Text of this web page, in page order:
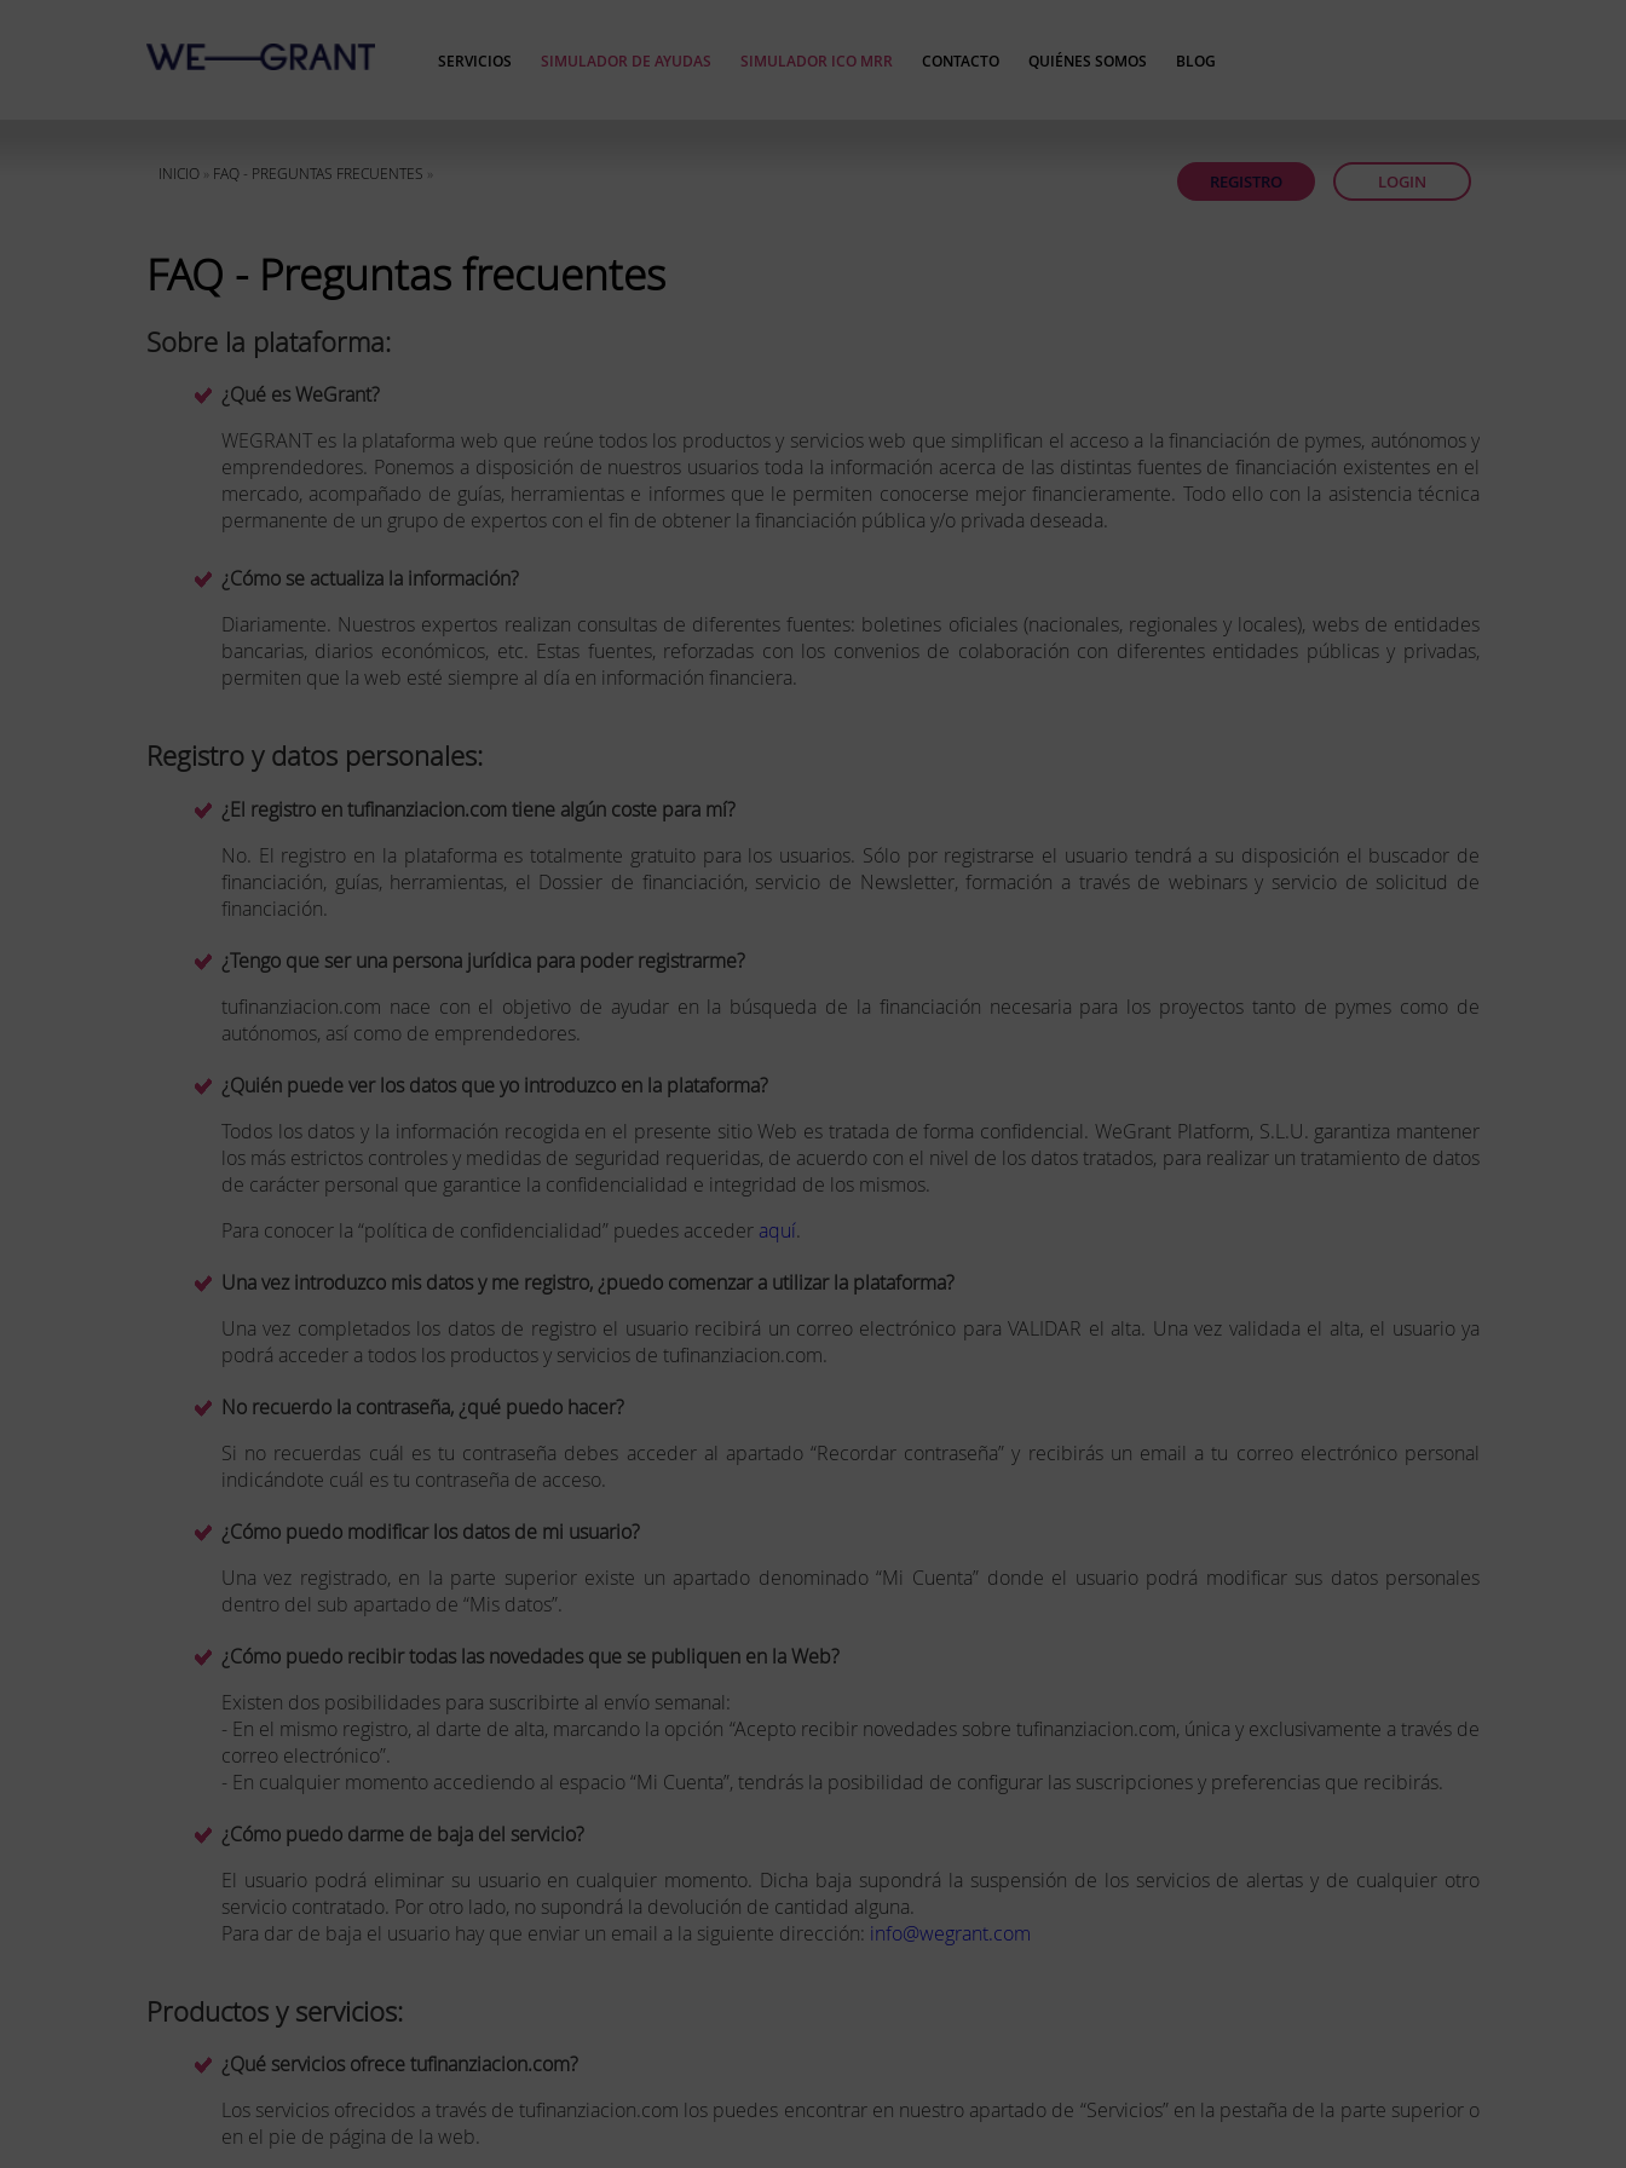
SERVICIOS SIMULADOR DE AYUDAS SIMULADOR ICO MRR CONTACTO QUIÉNES SOMOS BLOG
REGISTRO LOGIN
INICIO» FAQ - PREGUNTAS FRECUENTES »
FAQ - Preguntas frecuentes
Sobre la plataforma:
¿Qué es WeGrant?
WEGRANT es la plataforma web que reúne todos los productos y servicios web que simplifican el acceso a la financiación de pymes, autónomos y
emprendedores. Ponemos a disposición de nuestros usuarios toda la información acerca de las distintas fuentes de financiación existentes en el
mercado, acompañado de guías, herramientas e informes que le permiten conocerse mejor financieramente. Todo ello con la asistencia técnica
permanente de un grupo de expertos con el fin de obtener la financiación pública y/o privada deseada.
¿Cómo se actualiza la información?
Diariamente. Nuestros expertos realizan consultas de diferentes fuentes: boletines oficiales (nacionales, regionales y locales), webs de entidades
bancarias, diarios económicos, etc. Estas fuentes, reforzadas con los convenios de colaboración con diferentes entidades públicas y privadas,
permiten que la web esté siempre al día en información financiera.
Registro y datos personales:
¿El registro en tufinanziacion.com tiene algún coste para mí?
No. El registro en la plataforma es totalmente gratuito para los usuarios. Sólo por registrarse el usuario tendrá a su disposición el buscador de
financiación, guías, herramientas, el Dossier de financiación, servicio de Newsletter, formación a través de webinars y servicio de solicitud de
financiación.
¿Tengo que ser una persona jurídica para poder registrarme?
tufinanziacion.com nace con el objetivo de ayudar en la búsqueda de la financiación necesaria para los proyectos tanto de pymes como de
autónomos, así como de emprendedores.
¿Quién puede ver los datos que yo introduzco en la plataforma?
Todos los datos y la información recogida en el presente sitio Web es tratada de forma confidencial. WeGrant Platform, S.L.U. garantiza mantener
los más estrictos controles y medidas de seguridad requeridas, de acuerdo con el nivel de los datos tratados, para realizar un tratamiento de datos
de carácter personal que garantice la confidencialidad e integridad de los mismos.
Para conocer la “política de confidencialidad” puedes acceder aquí.
Una vez introduzco mis datos y me registro, ¿puedo comenzar a utilizar la plataforma?
Una vez completados los datos de registro el usuario recibirá un correo electrónico para VALIDAR el alta. Una vez validada el alta, el usuario ya
podrá acceder a todos los productos y servicios de tufinanziacion.com.
No recuerdo la contraseña, ¿qué puedo hacer?
Si no recuerdas cuál es tu contraseña debes acceder al apartado “Recordar contraseña” y recibirás un email a tu correo electrónico personal
indicándote cuál es tu contraseña de acceso.
¿Cómo puedo modificar los datos de mi usuario?
Una vez registrado, en la parte superior existe un apartado denominado “Mi Cuenta” donde el usuario podrá modificar sus datos personales
dentro del sub apartado de “Mis datos”.
¿Cómo puedo recibir todas las novedades que se publiquen en la Web?
Existen dos posibilidades para suscribirte al envío semanal:
- En el mismo registro, al darte de alta, marcando la opción “Acepto recibir novedades sobre tufinanziacion.com, única y exclusivamente a través de
correo electrónico”.
- En cualquier momento accediendo al espacio “Mi Cuenta”, tendrás la posibilidad de configurar las suscripciones y preferencias que recibirás.
¿Cómo puedo darme de baja del servicio?
El usuario podrá eliminar su usuario en cualquier momento. Dicha baja supondrá la suspensión de los servicios de alertas y de cualquier otro
servicio contratado. Por otro lado, no supondrá la devolución de cantidad alguna.
Para dar de baja el usuario hay que enviar un email a la siguiente dirección: info@wegrant.com
Productos y servicios:
¿Qué servicios ofrece tufinanziacion.com?
Los servicios ofrecidos a través de tufinanziacion.com los puedes encontrar en nuestro apartado de “Servicios” en la pestaña de la parte superior o
en el pie de página de la web.